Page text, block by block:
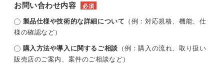
お問い合わせ内容 必須
製品仕様や技術的な詳細について （例：対応規格、機能、仕
様の確認など）
購入方法や導入に関するご相談 （例：購入の流れ、取り扱い
販売店のご案内、案件のご相談など）